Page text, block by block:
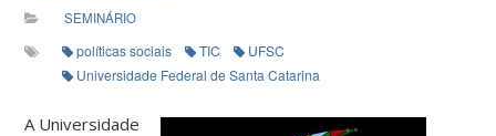
SEMINÁRIO
políticas sociais TIC
UFSC
Universidade Federal de Santa Catarina
A Universidade